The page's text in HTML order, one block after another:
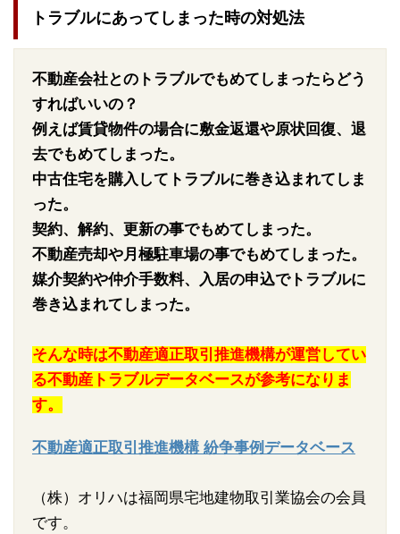
トラブルにあってしまった時の対処法
不動産会社とのトラブルでもめてしまったらどう
すればいいの？
例えば賃貸物件の場合に敷金返還や原状回復、退
去でもめてしまった。
中古住宅を購入してトラブルに巻き込まれてしま
った。
契約、解約、更新の事でもめてしまった。
不動産売却や月極駐車場の事でもめてしまった。
媒介契約や仲介手数料、入居の申込でトラブルに
巻き込まれてしまった。
そんな時は不動産適正取引推進機構が運営してい
る不動産トラブルデータベースが参考になりま
す。
不動産適正取引推進機構 紛争事例データベース
（株）オリハは福岡県宅地建物取引業協会の会員
です。